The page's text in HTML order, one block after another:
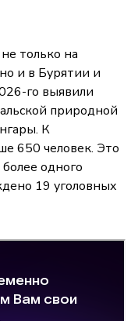
только на
и в Бурятии и
го выявили
природной
К
650 человек. Это
одного
19 уголовных